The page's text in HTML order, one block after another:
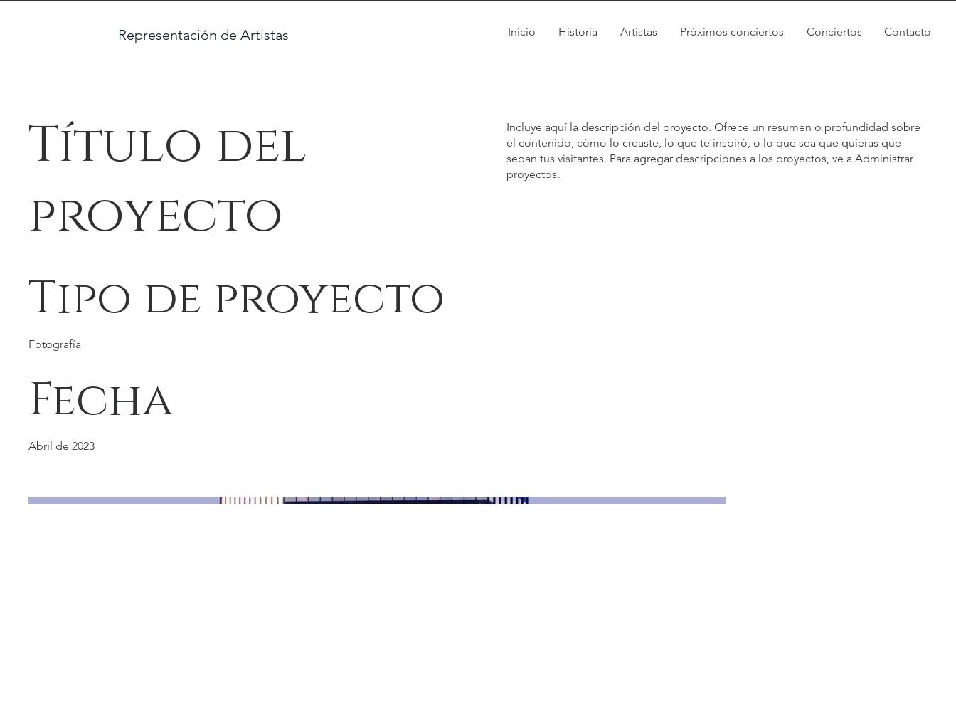
Inicio Historia Artistas Próximos conciertos Conciertos Contacto
Representación de Artistas
Título del
proyecto
Tipo de proyecto
Fotografía
Fecha
Abril de 2023
Incluye aquí la descripción del proyecto. Ofrece un resumen o profundidad sobre
el contenido, cómo lo creaste, lo que te inspiró, o lo que sea que quieras que
sepan tus visitantes. Para agregar descripciones a los proyectos, ve a Administrar
proyectos.